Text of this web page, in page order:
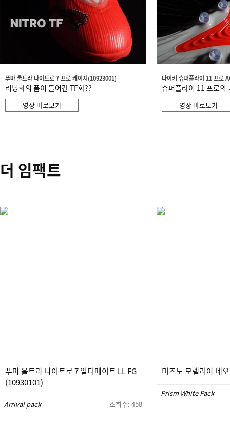
푸마 울트라 나이트로 7 프로 케이지(10923001)
러닝화의 폼이 들어간 TF화??
영상 바로보기
나이키 슈퍼플라이 11 프로
슈퍼플라이 11 프로의
영상 바로보기
더 임팩트
푸마 울트라 나이트로 7 얼티메이트 LL FG
(10930101)
Arrival pack 조회수: 458
미즈노 모렐리아 네
Prism White Pack